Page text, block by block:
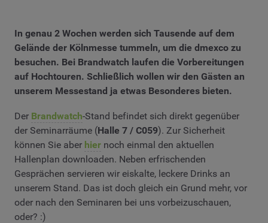
In genau 2 Wochen werden sich Tausende auf dem
Gelände der Kölnmesse tummeln, um die dmexco zu
besuchen. Bei Brandwatch laufen die Vorbereitungen
auf Hochtouren. Schließlich wollen wir den Gästen an
unserem Messestand ja etwas Besonderes bieten.
Der Brandwatch-Stand befindet sich direkt gegenüber
der Seminarräume (Halle 7 / C059). Zur Sicherheit
können Sie aber hier noch einmal den aktuellen
Hallenplan downloaden. Neben erfrischenden
Gesprächen servieren wir eiskalte, leckere Drinks an
unserem Stand. Das ist doch gleich ein Grund mehr, vor
oder nach den Seminaren bei uns vorbeizuschauen,
oder? :)